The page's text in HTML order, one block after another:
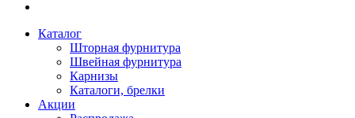
Каталог
Шторная фурнитура
Швейная фурнитура
Карнизы
Каталоги, брелки
Акции